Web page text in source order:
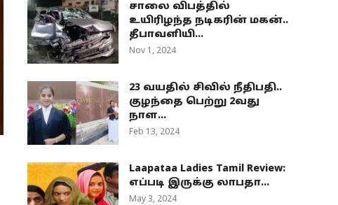
சாலை விபத்தில்
உயிரிழந்த நடிகரின் மகன்..
தீபாவளியி...
Nov 1, 2024
23 வயதில் சிவில் நீதிபதி..
குழந்தை பெற்று 2வது
நாள...
Feb 13, 2024
Laapataa Ladies Tamil Review:
எப்படி இருக்கு லாபதா...
May 3, 2024